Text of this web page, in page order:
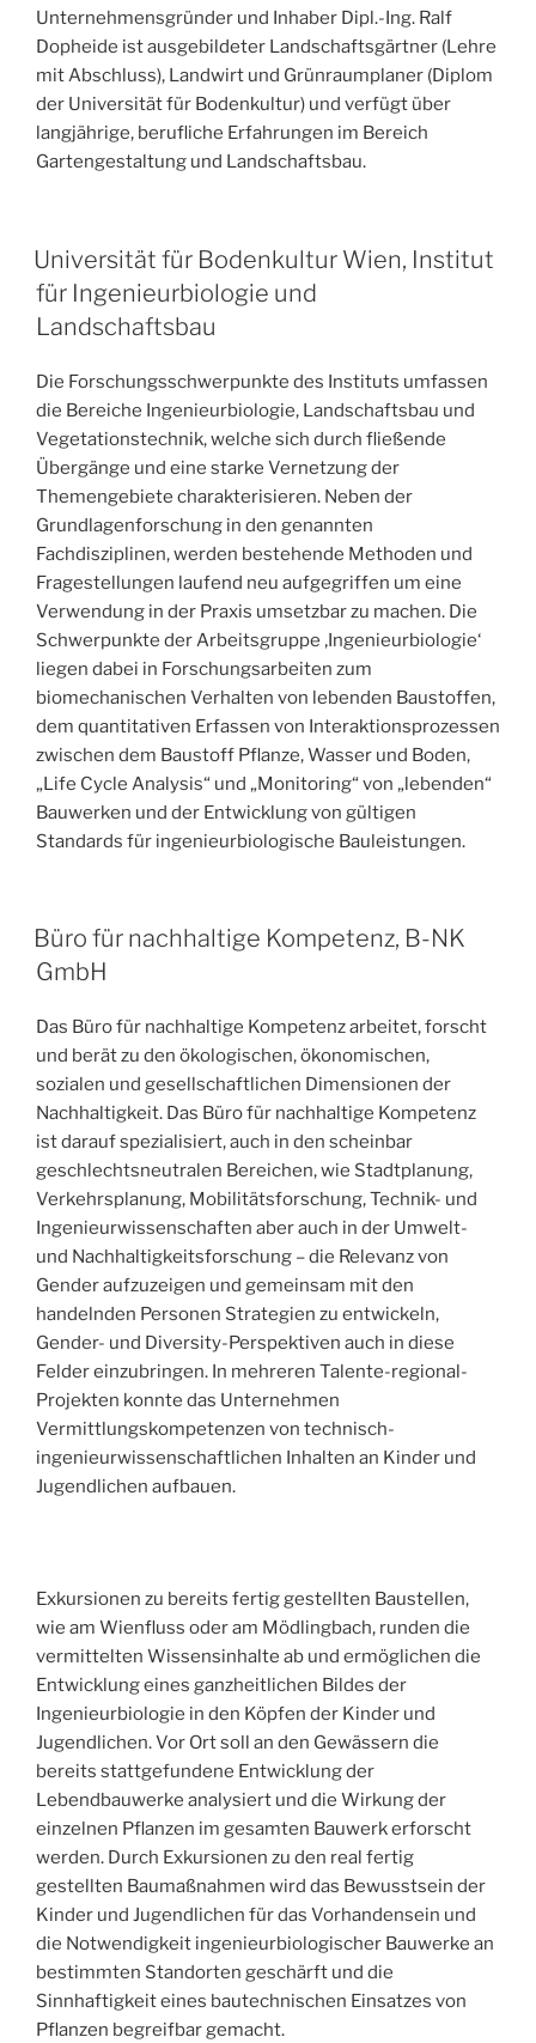
Unternehmensgründer und Inhaber Dipl.-Ing. Ralf
Dopheide ist ausgebildeter Landschaftsgärtner (Lehre
mit Abschluss), Landwirt und Grünraumplaner (Diplom
der Universität für Bodenkultur) und verfügt über
langjährige, berufliche Erfahrungen im Bereich
Gartengestaltung und Landschaftsbau.
VERÖFFENTLICHT
AM
Universität für Bodenkultur Wien, Institut
für Ingenieurbiologie und
Landschaftsbau
Die Forschungsschwerpunkte des Instituts umfassen
die Bereiche Ingenieurbiologie, Landschaftsbau und
Vegetationstechnik, welche sich durch fließende
Übergänge und eine starke Vernetzung der
Themengebiete charakterisieren. Neben der
Grundlagenforschung in den genannten
Fachdisziplinen, werden bestehende Methoden und
Fragestellungen laufend neu aufgegriffen um eine
Verwendung in der Praxis umsetzbar zu machen. Die
Schwerpunkte der Arbeitsgruppe ‚Ingenieurbiologie‘
liegen dabei in Forschungsarbeiten zum
biomechanischen Verhalten von lebenden Baustoffen,
dem quantitativen Erfassen von Interaktionsprozessen
zwischen dem Baustoff Pflanze, Wasser und Boden,
„Life Cycle Analysis“ und „Monitoring“ von „lebenden“
Bauwerken und der Entwicklung von gültigen
Standards für ingenieurbiologische Bauleistungen.
VERÖFFENTLICHT
AM
Büro für nachhaltige Kompetenz, B-NK
GmbH
Das Büro für nachhaltige Kompetenz arbeitet, forscht
und berät zu den ökologischen, ökonomischen,
sozialen und gesellschaftlichen Dimensionen der
Nachhaltigkeit. Das Büro für nachhaltige Kompetenz
ist darauf spezialisiert, auch in den scheinbar
geschlechtsneutralen Bereichen, wie Stadtplanung,
Verkehrsplanung, Mobilitätsforschung, Technik- und
Ingenieurwissenschaften aber auch in der Umwelt-
und Nachhaltigkeitsforschung – die Relevanz von
Gender aufzuzeigen und gemeinsam mit den
handelnden Personen Strategien zu entwickeln,
Gender- und Diversity-Perspektiven auch in diese
Felder einzubringen. In mehreren Talente-regional-
Projekten konnte das Unternehmen
Vermittlungskompetenzen von technisch-
ingenieurwissenschaftlichen Inhalten an Kinder und
Jugendlichen aufbauen.
AM
Exkursionen zu bereits fertig gestellten Baustellen,
wie am Wienfluss oder am Mödlingbach, runden die
vermittelten Wissensinhalte ab und ermöglichen die
Entwicklung eines ganzheitlichen Bildes der
Ingenieurbiologie in den Köpfen der Kinder und
Jugendlichen. Vor Ort soll an den Gewässern die
bereits stattgefundene Entwicklung der
Lebendbauwerke analysiert und die Wirkung der
einzelnen Pflanzen im gesamten Bauwerk erforscht
werden. Durch Exkursionen zu den real fertig
gestellten Baumaßnahmen wird das Bewusstsein der
Kinder und Jugendlichen für das Vorhandensein und
die Notwendigkeit ingenieurbiologischer Bauwerke an
bestimmten Standorten geschärft und die
Sinnhaftigkeit eines bautechnischen Einsatzes von
Pflanzen begreifbar gemacht.